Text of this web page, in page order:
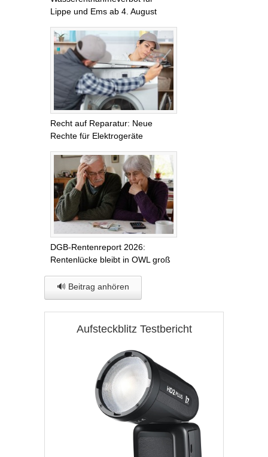
Lippe und Ems ab 4. August
Recht auf Reparatur: Neue
Rechte für Elektrogeräte
DGB-Rentenreport 2026:
Rentenlücke bleibt in OWL groß
🔊 Beitrag anhören
Aufsteckblitz Testbericht